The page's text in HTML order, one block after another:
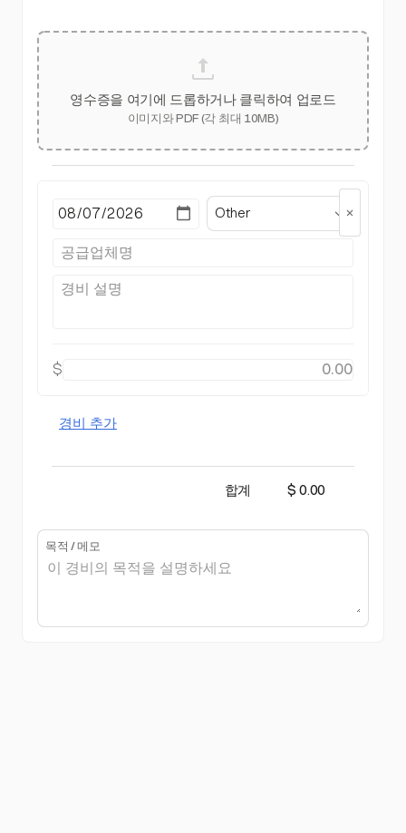
영수증을 여기에 드롭하거나 클릭하여 업로드
이미지와 PDF (각 최대 10MB)
Other
$
경비 추가
합계 $ 0.00
목적 / 메모